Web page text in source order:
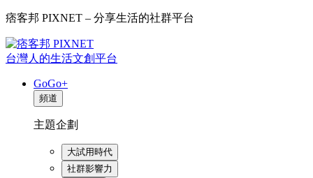
痞客邦 PIXNET – 分享生活的社群平台
台灣人的生活文創平台
GoGo+
頻道
主題企劃
大試用時代
社群影響力